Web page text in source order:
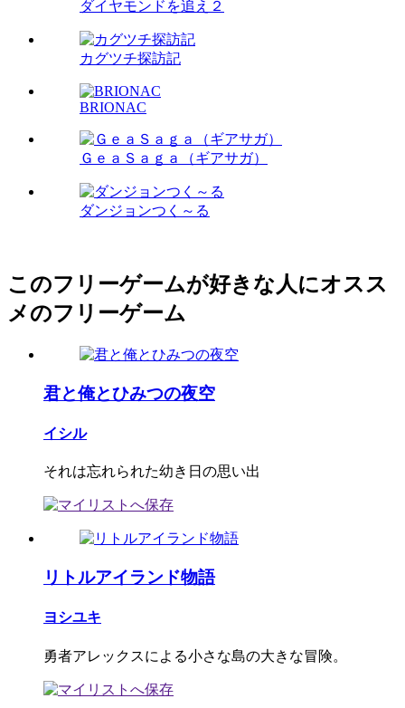
ダイヤモンドを追え２
カグツチ探訪記
BRIONAC
ＧｅａＳａｇａ（ギアサガ）
ダンジョンつく～る
このフリーゲームが好きな人にオスス
メのフリーゲーム
君と俺とひみつの夜空
イシル
それは忘れられた幼き日の思い出
リトルアイランド物語
ヨシユキ
勇者アレックスによる小さな島の大きな冒険。